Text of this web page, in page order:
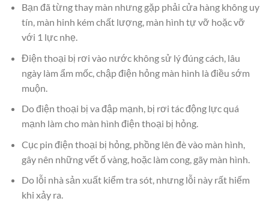
Bạn đã từng thay màn nhưng gặp phải cửa hàng không uy
tín, màn hinh kém chất lượng, màn hình tự vỡ hoặc vỡ
với 1 lực nhẹ.
Điện thoại bị rơi vào nước không sử lý đúng cách, lâu
ngày làm ẩm mốc, chập điện hỏng màn hình là điều sớm
muộn.
Do điện thoại bị va đập mạnh, bị rơi tác động lực quá
mạnh làm cho màn hình điện thoại bị hỏng.
Cục pin điện thoại bị hỏng, phồng lên đè vào màn hình,
gây nên những vết ố vàng, hoặc làm cong, gãy màn hình.
Do lỗi nhà sản xuất kiểm tra sót, nhưng lỗi này rất hiếm
khi xảy ra.